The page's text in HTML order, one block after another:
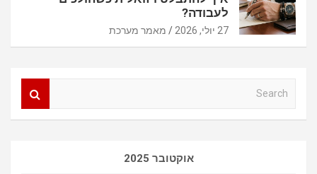
לעבודה?
27 יולי, 2026 מאמר מערכת
אוקטובר 2025